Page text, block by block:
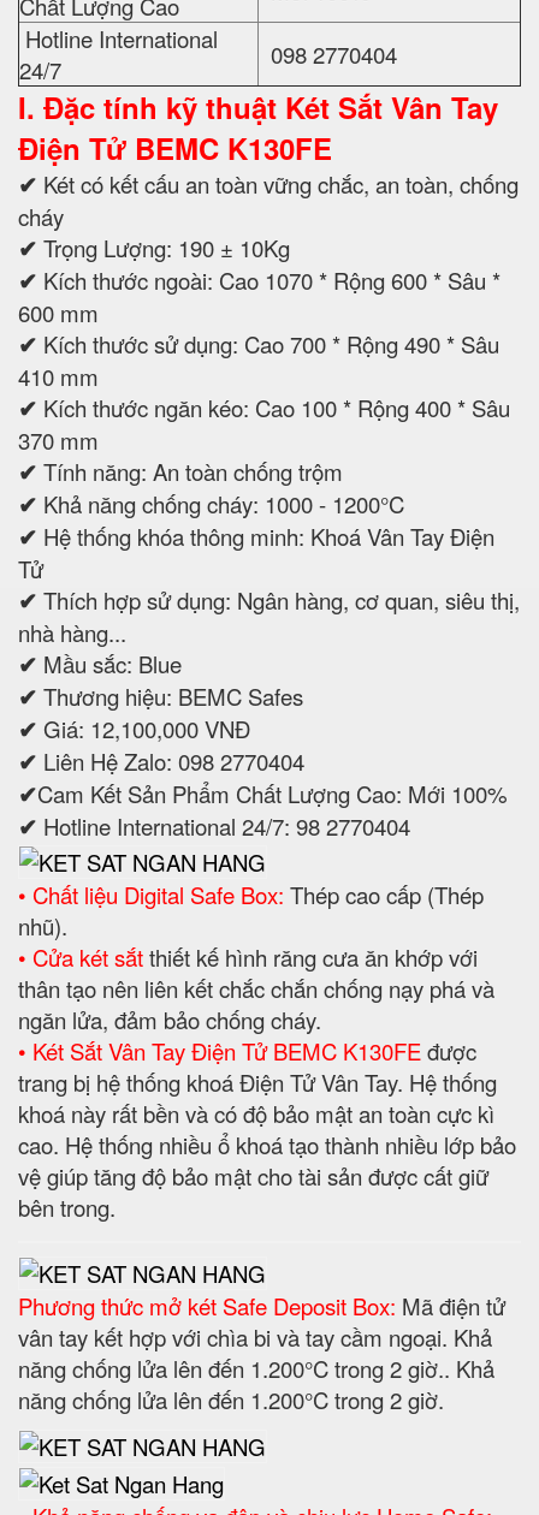
Hotline International
24/7
098 2770404
I. Đặc tính kỹ thuật Két Sắt Vân Tay
Điện Tử BEMC K130FE
✔ Két có kết cấu an toàn vững chắc, an toàn, chống
cháy
✔ Trọng Lượng: 190 ± 10Kg
✔ Kích thước ngoài: Cao 1070 * Rộng 600 * Sâu *
600 mm
✔ Kích thước sử dụng: Cao 700 * Rộng 490 * Sâu
410 mm
✔ Kích thước ngăn kéo: Cao 100 * Rộng 400 * Sâu
370 mm
✔ Tính năng: An toàn chống trộm
✔ Khả năng chống cháy: 1000 - 1200°C
✔ Hệ thống khóa thông minh: Khoá Vân Tay Điện
Tử
✔ Thích hợp sử dụng: Ngân hàng, cơ quan, siêu thị,
nhà hàng...
✔ Mầu sắc: Blue
✔ Thương hiệu: BEMC Safes
✔ Giá: 12,100,000 VNĐ
✔ Liên Hệ Zalo: 098 2770404
✔Cam Kết Sản Phẩm Chất Lượng Cao: Mới 100%
✔ Hotline International 24/7: 98 2770404
• Chất liệu Digital Safe Box: Thép cao cấp (Thép
nhũ).
• Cửa két sắtthiết kế hình răng cưa ăn khớp với
thân tạo nên liên kết chắc chắn chống nạy phá và
ngăn lửa, đảm bảo chống cháy.
• Két Sắt Vân Tay Điện Tử BEMC K130FEđược
trang bị hệ thống khoá Điện Tử Vân Tay. Hệ thống
khoá này rất bền và có độ bảo mật an toàn cực kì
cao. Hệ thống nhiều ổ khoá tạo thành nhiều lớp bảo
vệ giúp tăng độ bảo mật cho tài sản được cất giữ
bên trong.
Phương thức mở két Safe Deposit Box: Mã điện tử
vân tay kết hợp với chìa bi và tay cầm ngoại. Khả
năng chống lửa lên đến 1.200°C trong 2 giờ.. Khả
năng chống lửa lên đến 1.200°C trong 2 giờ.